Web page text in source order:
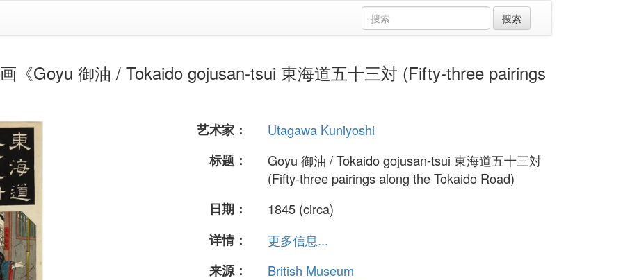
《Goyu 御油 / Tokaido gojusan-tsui 東海道五十三対 (Fifty-three pairings
艺术家：
Utagawa Kuniyoshi
标题：
Goyu 御油 / Tokaido gojusan-tsui 東海道五十三対
(Fifty-three pairings along the Tokaido Road)
日期：
1845 (circa)
详情：
更多信息...
来源：
British Museum